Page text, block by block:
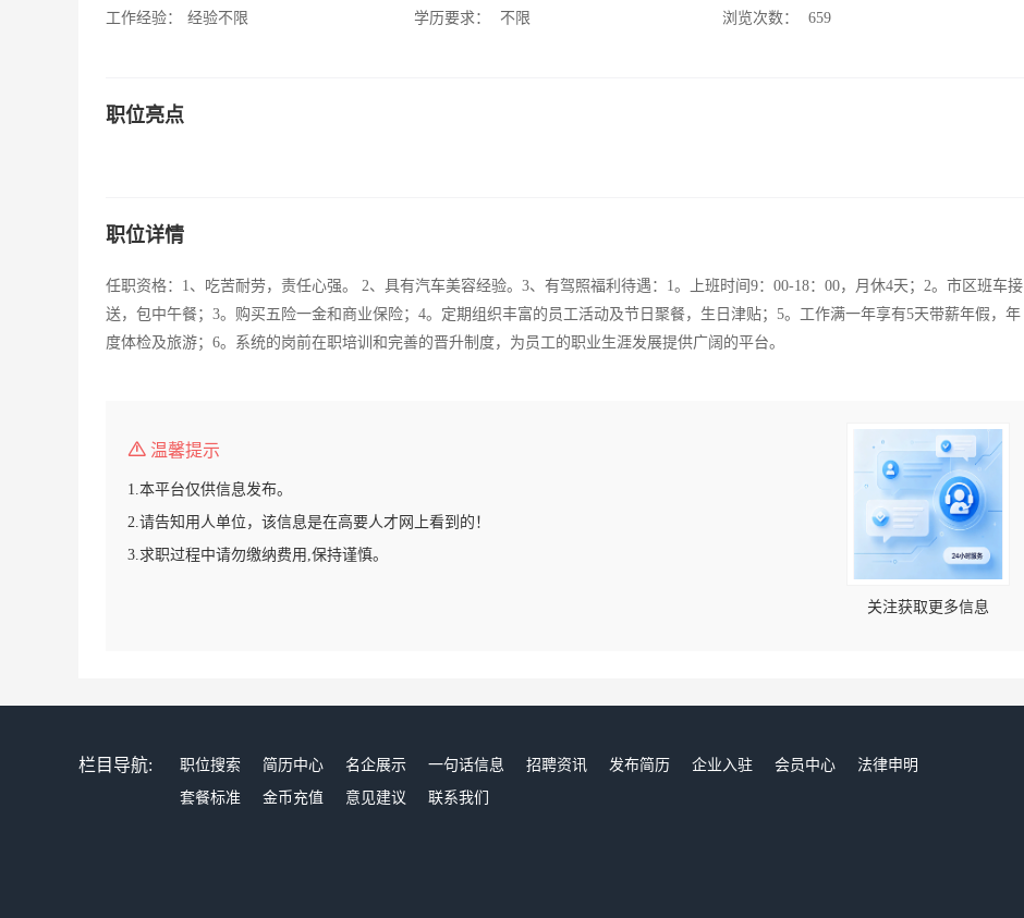
工作经验：
经验不限
学历要求：
不限
浏览次数：
659
职位亮点
职位详情
任职资格：1、吃苦耐劳，责任心强。 2、具有汽车美容经验。3、有驾照福利待遇：1。上班时间9：00-18：00，月休4天；2。市区班车接
送，包中午餐；3。购买五险一金和商业保险；4。定期组织丰富的员工活动及节日聚餐，生日津贴；5。工作满一年享有5天带薪年假，年
度体检及旅游；6。系统的岗前在职培训和完善的晋升制度，为员工的职业生涯发展提供广阔的平台。
温馨提示
1.本平台仅供信息发布。
2.请告知用人单位，该信息是在高要人才网上看到的！
3.求职过程中请勿缴纳费用,保持谨慎。
关注获取更多信息
栏目导航: 职位搜索 简历中心 名企展示 一句话信息 招聘资讯 发布简历 企业入驻 会员中心
法律申明
套餐标准
金币充值 意见建议 联系我们